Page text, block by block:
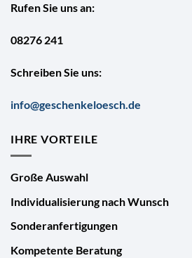
Rufen Sie uns an:
08276 241
Schreiben Sie uns:
info@geschenkeloesch.de
IHRE VORTEILE
Große Auswahl
Individualisierung nach Wunsch
Sonderanfertigungen
Kompetente Beratung